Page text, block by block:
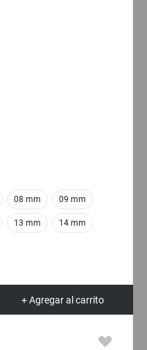
08 mm 09 mm
13 mm 14 mm
+ Agregar al carrito